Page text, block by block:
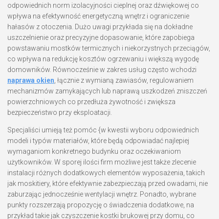
odpowiednich norm izolacyjności cieplnej oraz dźwiękowej co
wpływa na efektywność energetyczną wnętrz i ograniczenie
hałasów z otoczenia. Dużo uwagi przykłada się na dokładne
uszczelnienie oraz precyzyjne dopasowanie, które zapobiega
powstawaniu mostków termicznych i niekorzystnych przeciągów,
co wpływa na redukcję kosztów ogrzewaniu i większą wygodę
domowników. Równocześnie w zakres usług często wchodzi
naprawa okien , łącznie z wymianą zawiasów, regulowaniem
mechanizmów zamykających lub naprawą uszkodzeń zniszczeń
powierzchniowych co przedłuża żywotność i zwiększa
bezpieczeństwo przy eksploatacji.
Specjaliści umieją też pomóc {w kwestii wyboru odpowiednich
modeli i typów materiałów, które będą odpowiadać najlepiej
wymaganiom konkretnego budynku oraz oczekiwaniom
użytkowników. W sporej ilości firm możliwe jest także zlecenie
instalacji różnych dodatkowych elementów wyposażenia, takich
jak moskitiery, które efektywnie zabezpieczają przed owadami, nie
zaburzając jednocześnie wentylacji wnętrz. Ponadto, wybrane
punkty rozszerzają propozycję o świadczenia dodatkowe, na
przykład takie jak czyszczenie kostki brukowej przy domu, co